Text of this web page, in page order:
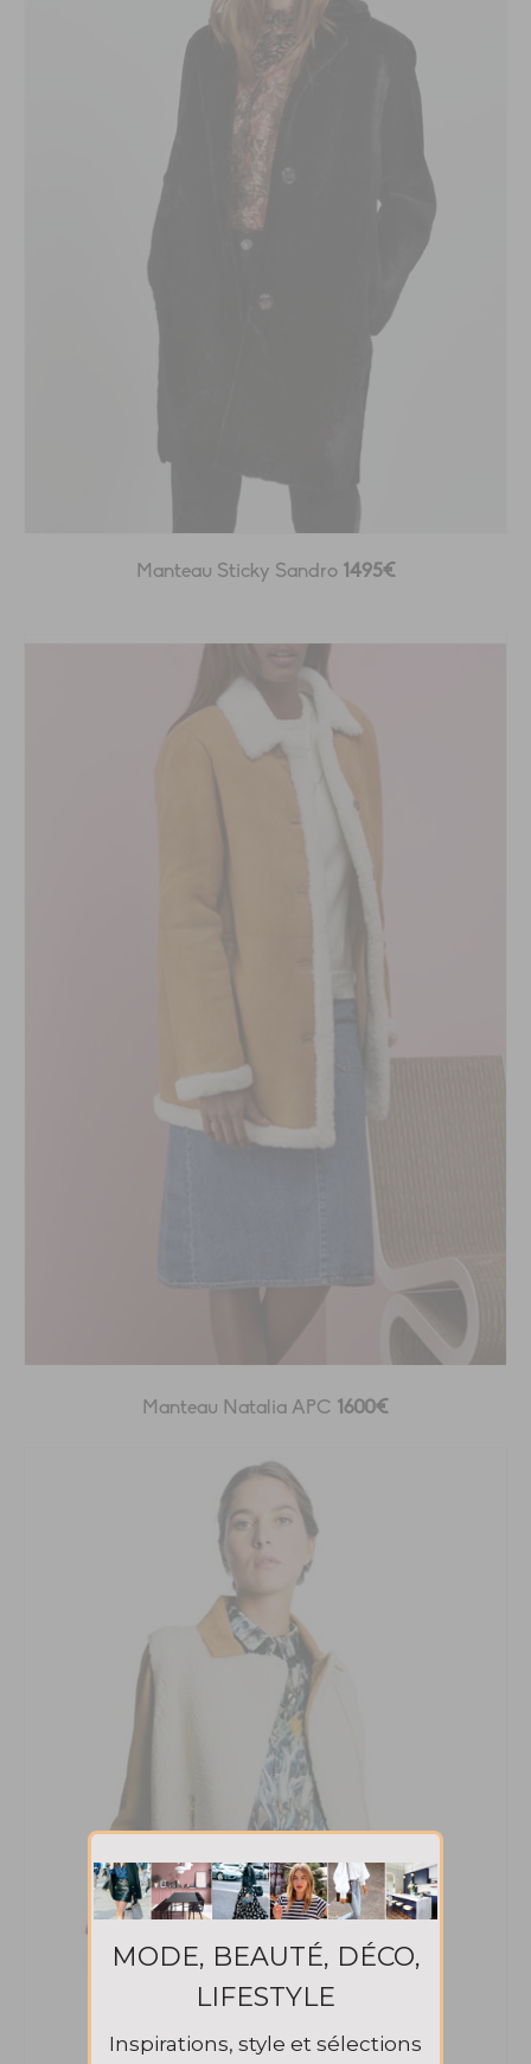
Manteau Sticky Sandro 1495€
Manteau Natalia APC 1600€
MODE, BEAUTÉ, DÉCO,
LIFESTYLE
Inspirations, style et sélections